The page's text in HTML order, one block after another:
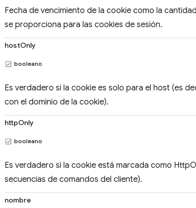
Fecha de vencimiento de la cookie como la
se proporciona para las cookies de sesión.
hostOnly
booleano
Es verdadero si la cookie es solo para el host (es
con el dominio de la cookie).
httpOnly
booleano
Es verdadero si la cookie está marcada como
secuencias de comandos del cliente).
nombre